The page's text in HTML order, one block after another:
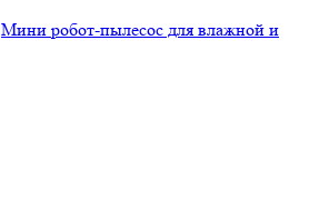
Мини робот-пылесос для влажной и